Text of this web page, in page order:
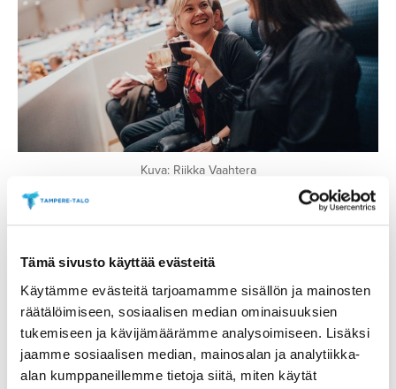
Tämä sivusto käyttää evästeitä
Käytämme evästeitä tarjoamamme sisällön ja mainosten
räätälöimiseen, sosiaalisen median ominaisuuksien
tukemiseen ja kävijämäärämme analysoimiseen. Lisäksi
jaamme sosiaalisen median, mainosalan ja analytiikka-
alan kumppaneillemme tietoja siitä, miten käytät
Kuva: Riikka Vaahtera
Tiesitkö, että tässä
esityksessä voit nauttia
virvokkeita katsomossa!
Esityksessä on K18-alueena Ison salin aitiot A ja B.
Aitioihin lipun ostanut voi viedä mukanaan